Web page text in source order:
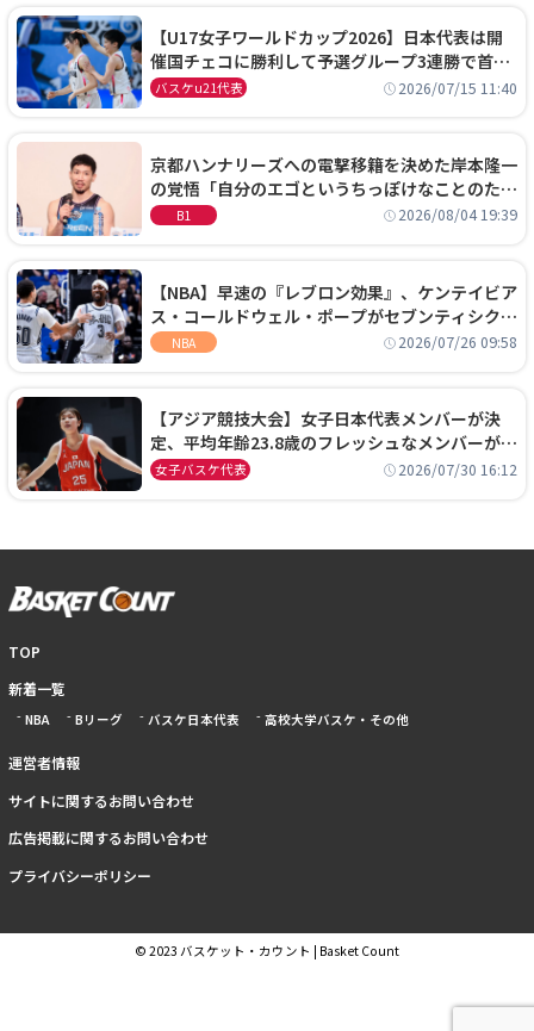
【U17女子ワールドカップ2026】日本代表は開
催国チェコに勝利して予選グループ3連勝で首位
通過！準々決勝の相手はエジプトに決定
バスケu21代表 2026/07/15 11:40
京都ハンナリーズへの電撃移籍を決めた岸本隆一
の覚悟「自分のエゴというちっぽけなことのため
に、京都に来たわけではない」
B1 2026/08/04 19:39
【NBA】早速の『レブロン効果』、ケンテイビア
ス・コールドウェル・ポープがセブンティシクサ
ーズに1年契約で加入
NBA 2026/07/26 09:58
【アジア競技大会】女子日本代表メンバーが決
定、平均年齢23.8歳のフレッシュなメンバーが日
本開催の大舞台で頂点を狙う
女子バスケ代表 2026/07/30 16:12
TOP
新着一覧
NBA Bリーグ バスケ日本代表 高校大学バスケ・その他
運営者情報
サイトに関するお問い合わせ
広告掲載に関するお問い合わせ
プライバシーポリシー
© 2023 バスケット・カウント | Basket Count